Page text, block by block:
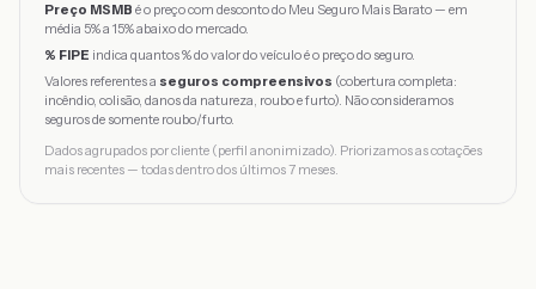
Preço MSMB é o preço com desconto do Meu Seguro Mais Barato — em
média 5% a 15% abaixo do mercado.
% FIPE indica quantos % do valor do veículo é o preço do seguro.
Valores referentes a seguros compreensivos (cobertura completa:
incêndio, colisão, danos da natureza, roubo e furto). Não consideramos
seguros de somente roubo/furto.
Dados agrupados por cliente (perfil anonimizado). Priorizamos as cotações
mais recentes — todas dentro dos últimos 7 meses.